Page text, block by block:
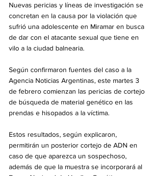
Nuevas pericias y líneas de investigación se
concretan en la causa por la violación que
sufrió una adolescente en Miramar en busca
de dar con el atacante sexual que tiene en
vilo a la ciudad balnearia.
Según confirmaron fuentes del caso a la
Agencia Noticias Argentinas, este martes 3
de febrero comienzan las pericias de cortejo
de búsqueda de material genético en las
prendas e hisopados a la víctima.
Estos resultados, según explicaron,
permitirán un posterior cortejo de ADN en
caso de que aparezca un sospechoso,
además de que la muestra se incorporará al